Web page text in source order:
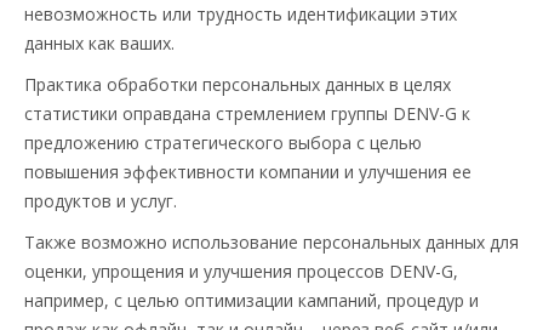
невозможность или трудность идентификации этих
данных как ваших.
Практика обработки персональных данных в целях
статистики оправдана стремлением группы DENV-G к
предложению стратегического выбора с целью
повышения эффективности компании и улучшения ее
продуктов и услуг.
Также возможно использование персональных данных для
оценки, упрощения и улучшения процессов DENV-G,
например, с целью оптимизации кампаний, процедур и